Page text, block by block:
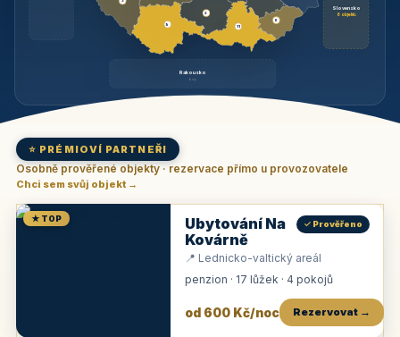
Slovensko
6 objektů
Rakousko
brzy
9
2
11
6
⭐ PRÉMIOVÍ PARTNEŘI
Osobně prověřené objekty · rezervace přímo u provozovatele
Chci sem svůj objekt →
★ TOP
Ubytování Na
Kovárně
✓ Prověřeno
📍 Lednicko-valtický areál
penzion · 17 lůžek · 4 pokojů
od 600 Kč/noc Rezervovat →